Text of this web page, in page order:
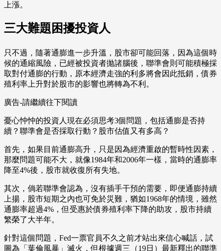
上漲。
三大難題困擾投資人
只不過，隨著通膨進一步升溫，股市卻可能回落，因為這個時
候的通縮風險，已經被投資者拋諸腦後，聯準會則可能積極採
取對付通膨的行動，原本經濟走強的利多將會因此抵銷，債券
殖利率上升對於股市的影響也將轉為不利。
廣告-請繼續往下閱讀
憂心忡忡的投資人現在必須思考3個問題，包括通膨是否持
續？聯準會是否採取行動？股市估值又有多高？
首先，如果目前通膨高升，只是因為經濟重啟的暫時性因素，
那麼問題可能不大，就像1984年和2006年一樣，當時的通膨率
降至4%後，股市就收復所有失地。
其次，倘若聯準會認為，沒有插手干預的需要，即便通膨持續
上揚，股市短期之內也可免於災難，猶如1968年的情境，雖然
通膨率超過4%，但受惠於債券殖利率下降的助攻，股市持續
繁榮了大半年。
針對這個問題，Fed一票官員不久之前才站出來信心喊話，試
圖為「葉倫風暴」滅火，但根據週三（19日）最新釋出的聯準